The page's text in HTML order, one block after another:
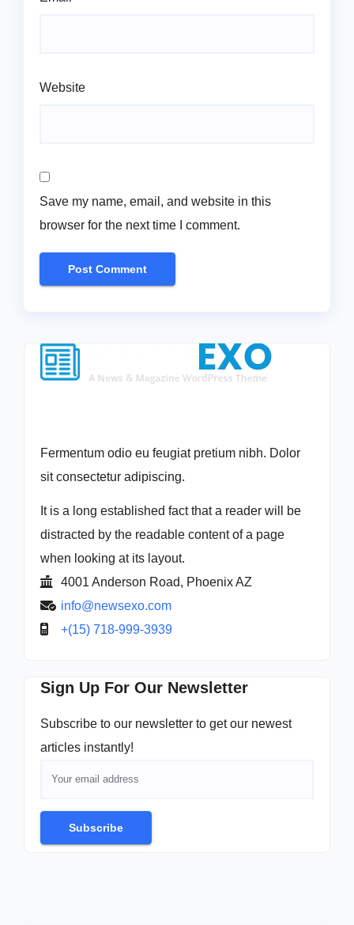
Website
Save my name, email, and website in this
browser for the next time I comment.
Fermentum odio eu feugiat pretium nibh. Dolor
sit consectetur adipiscing.
It is a long established fact that a reader will be
distracted by the readable content of a page
when looking at its layout.
4001 Anderson Road, Phoenix AZ
info@newsexo.com
+(15) 718-999-3939
Sign Up For Our Newsletter
Subscribe to our newsletter to get our newest
articles instantly!
Subscribe